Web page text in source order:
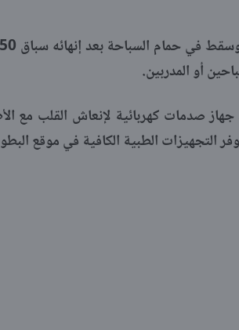
أو المدربين.
صدمات كهربائية لإنعاش القلب مع
التجهيزات الطبية الكافية في موقع